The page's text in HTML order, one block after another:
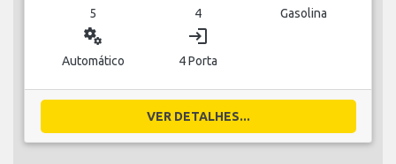
5 4 Gasolina
miscellaneous_services
Automático
login
4 Porta
VER DETALHES...